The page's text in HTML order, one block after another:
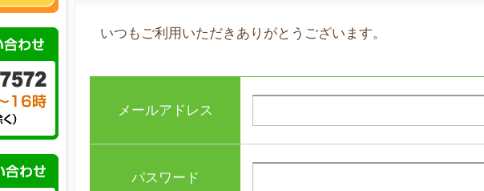
いつもご利用いただきありがとうございます。
メールアドレス
パスワード